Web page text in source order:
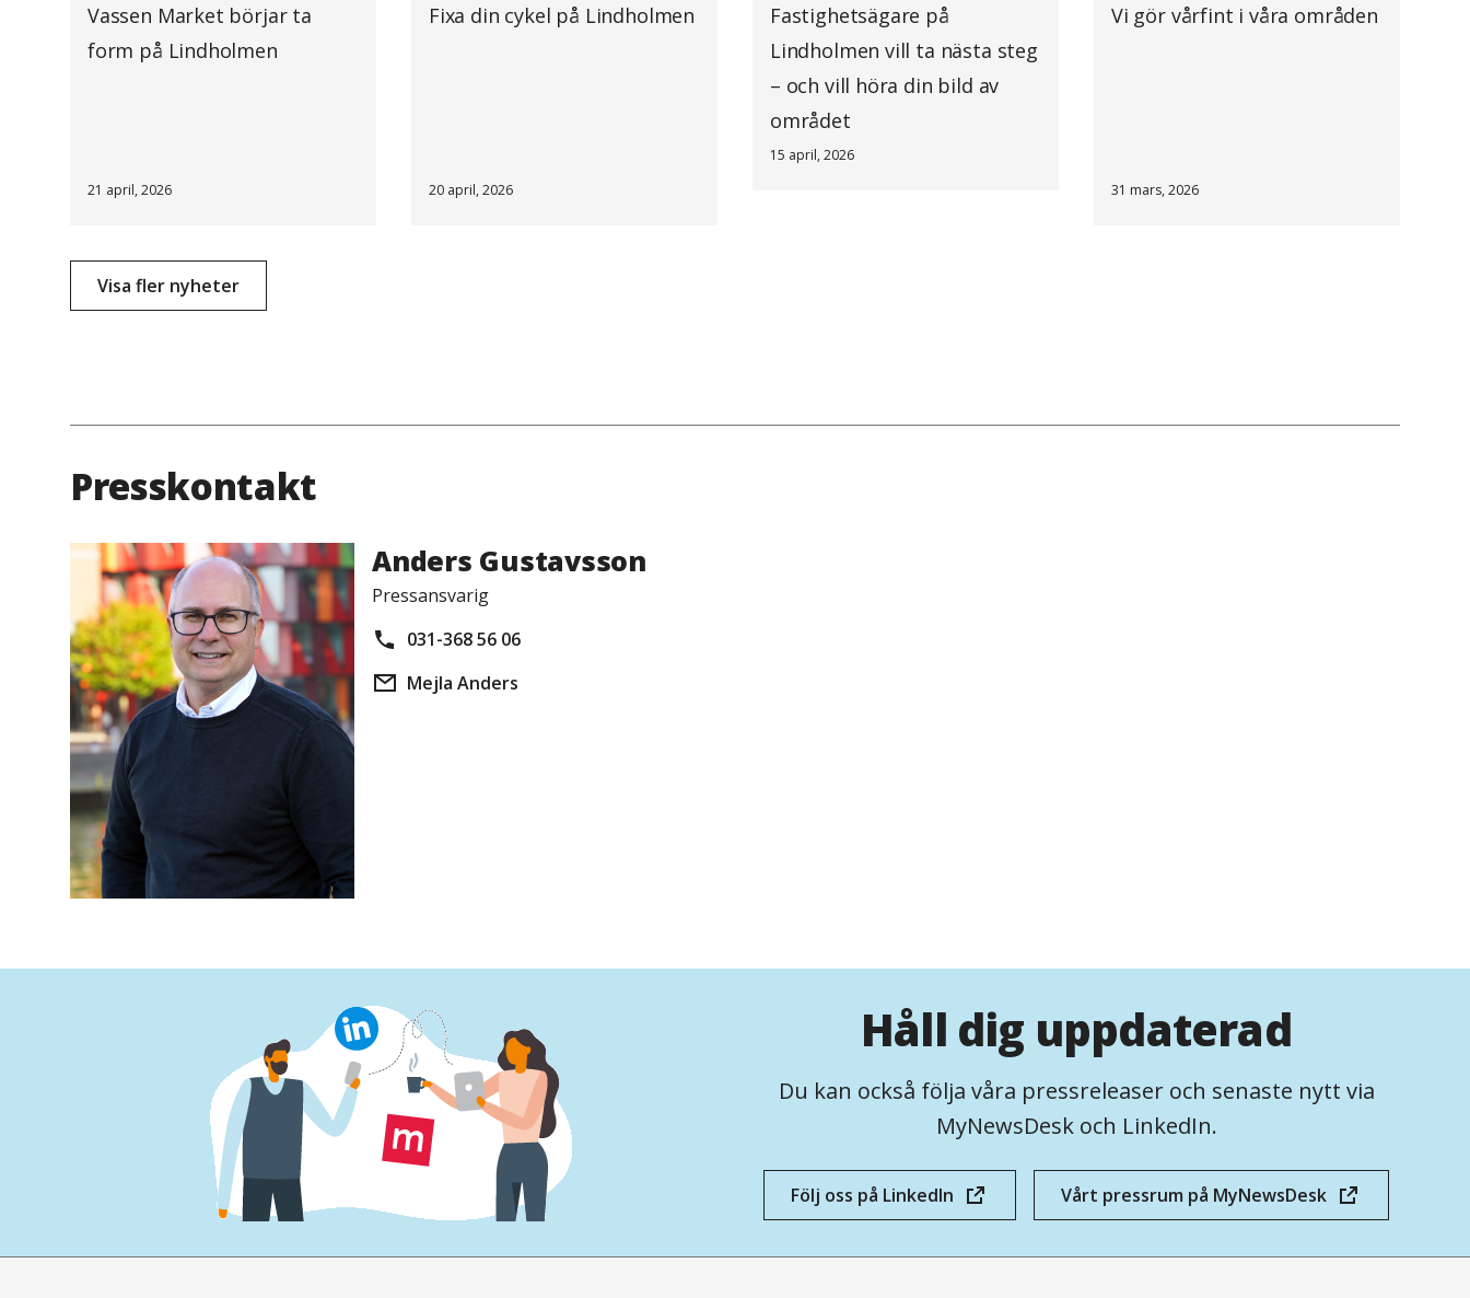
Vassen Market börjar ta
form på Lindholmen
21 april, 2026
Fixa din cykel på Lindholmen
20 april, 2026
Fastighetsägare på
Lindholmen vill ta nästa steg
– och vill höra din bild av
området
15 april, 2026
Vi gör vårfint i våra områden
31 mars, 2026
Visa fler nyheter
Presskontakt
Anders Gustavsson
Pressansvarig
031-368 56 06
Mejla Anders
Håll dig uppdaterad
Du kan också följa våra pressreleaser och senaste nytt via
MyNewsDesk och LinkedIn.
Följ oss på LinkedIn
(öppnas
Vårt pressrum på MyNewsDesk
(öppnas